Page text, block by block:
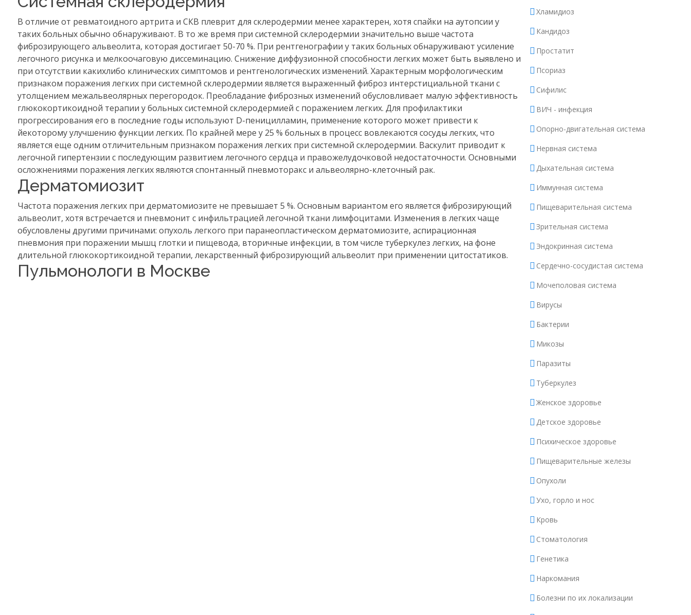
В отличие от ревматоидного артрита и СКВ плеврит для склеродермии менее характерен, хотя спайки на аутопсии у
таких больных обычно обнаруживают. В то же время при системной склеродермии значительно выше частота
фиброзирующего альвеолита, которая достигает 50-70 %. При рентгенографии у таких больных обнаруживают усиление
легочного рисунка и мелкоочаговую диссеминацию. Снижение диффузионной способности легких может быть выявлено и
при отсутствии какихлибо клинических симптомов и рентгенологических изменений. Характерным морфологическим
признаком поражения легких при системной склеродермии является выраженный фиброз интерстициальной ткани с
утолщением межальвеолярных перегородок. Преобладание фиброзных изменений обусловливает малую эффективность
глюкокортикоидной терапии у больных системной склеродермией с поражением легких. Для профилактики
прогрессирования его в последние годы используют D-пеницилламин, применение которого может привести к
йекоторому улучшению функции легких. По крайней мере у 25 % больных в процесс вовлекаются сосуды легких, что
является еще одним отличительным признаком поражения легких при системной склеродермии. Васкулит приводит к
легочной гипертензии с последующим развитием легочного сердца и правожелудочковой недостаточности. Основными
осложнениями поражения легких являются спонтанный пневмоторакс и альвеолярно-клеточный рак.
Дерматомиозит
Частота поражения легких при дерматомиозите не превышает 5 %. Основным вариантом его является фиброзирующий
альвеолит, хотя встречается и пневмонит с инфильтрацией легочной ткани лимфоцитами. Изменения в легких чаще
обусловлены другими причинами: опухоль легкого при паранеопластическом дерматомиозите, аспирационная
пневмония при поражении мышц глотки и пищевода, вторичные инфекции, в том числе туберкулез легких, на фоне
длительной глюкокортикоидной терапии, лекарственный фиброзирующий альвеолит при применении цитостатиков.
Пульмонологи в Москве
Хламидиоз
Кандидоз
Простатит
Псориаз
Сифилис
ВИЧ - инфекция
Опорно-двигательная система
Нервная система
Дыхательная система
Иммунная система
Пищеварительная система
Зрительная система
Эндокринная система
Сердечно-сосудистая система
Мочеполовая система
Вирусы
Бактерии
Микозы
Паразиты
Туберкулез
Женское здоровье
Детское здоровье
Психическое здоровье
Пищеварительные железы
Опухоли
Ухо, горло и нос
Кровь
Стоматология
Генетика
Наркомания
Болезни по их локализации